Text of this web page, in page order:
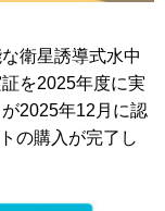
衛星誘導式水中
を2025年度に実
2025年12月に認
の購入が完了し